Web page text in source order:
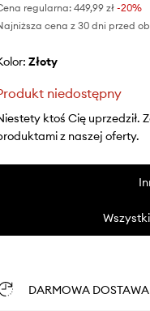
regularna: 449,99 zł-20%
cena z 30 dni przed
złoty
niedostępny
ktoś Cię uprzedził.
z naszej oferty.
DARMOWA